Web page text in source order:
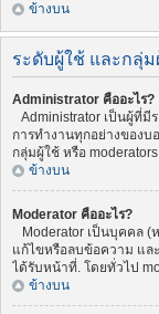
ข้างบน
ระดับผู้ใช้ และกลุ่ม
Administrator คืออะไร?
Administrator เป็นผู้ที่
การทำงานทุกอย่างของบ
กลุ่มผู้ใช้ หรือ
ข้างบน
Moderator คืออะไร?
Moderator เป็นบุคคล (
แก้ไขหรือลบข้อความ แล
ได้รับหน้าที่. โดยทั่วไป
ข้างบน